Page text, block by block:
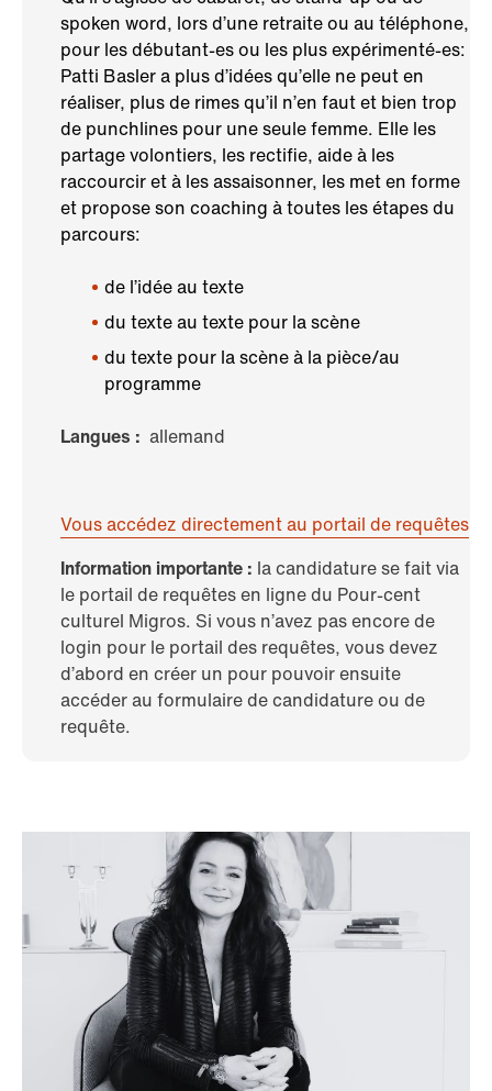
spoken word, lors d’une retraite ou au téléphone,
pour les débutant-es ou les plus expérimenté-es:
Patti Basler a plus d’idées qu’elle ne peut en
réaliser, plus de rimes qu’il n’en faut et bien trop
de punchlines pour une seule femme. Elle les
partage volontiers, les rectifie, aide à les
raccourcir et à les assaisonner, les met en forme
et propose son coaching à toutes les étapes du
parcours:
de l’idée au texte
du texte au texte pour la scène
du texte pour la scène à la pièce/au
programme
Langues : allemand
Vous accédez directement au portail de requêtes
Information importante : la candidature se fait via
le portail de requêtes en ligne du Pour-cent
culturel Migros. Si vous n’avez pas encore de
login pour le portail des requêtes, vous devez
d’abord en créer un pour pouvoir ensuite
accéder au formulaire de candidature ou de
requête.